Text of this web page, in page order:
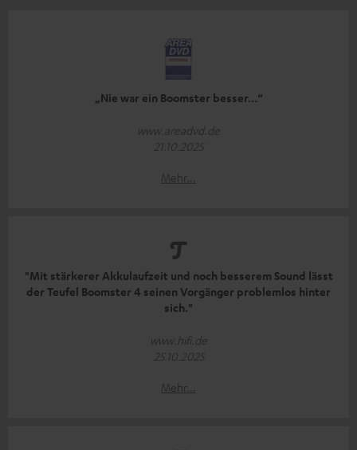
„Nie war ein Boomster besser…“
www.areadvd.de
21.10.2025
Mehr...
"Mit stärkerer Akkulaufzeit und noch besserem Sound lässt
der Teufel Boomster 4 seinen Vorgänger problemlos hinter
sich."
www.hifi.de
25.10.2025
Mehr...